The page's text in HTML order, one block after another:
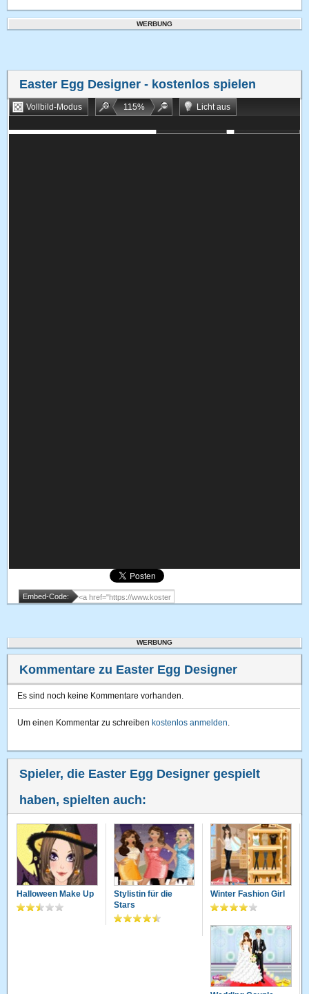
WERBUNG
Easter Egg Designer - kostenlos spielen
Vollbild-Modus 115%
Licht aus
Embed-Code:
WERBUNG
Kommentare zu Easter Egg Designer
Es sind noch keine Kommentare vorhanden.
Um einen Kommentar zu schreiben kostenlos anmelden.
Spieler, die Easter Egg Designer gespielt
haben, spielten auch:
Halloween Make Up
Stylistin für die
Stars
Winter Fashion Girl